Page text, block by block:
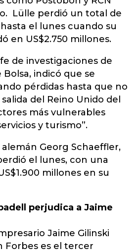
Lülle perdió un total de
hasta el lunes cuando su
en US$2.750 millones.
de investigaciones de
Bolsa, indicó que se
pérdidas hasta que no
del Reino Unido del
más vulnerables
y turismo”.
Georg Schaeffler,
el lunes, con una
millones en su
perjudica a Jaime
Jaime Gilinski
Forbes es el tercer